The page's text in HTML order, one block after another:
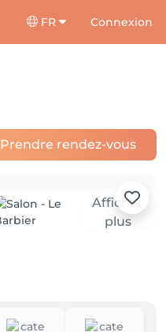
FR Connexion
Prendre rendez-vous
Afficher
plus